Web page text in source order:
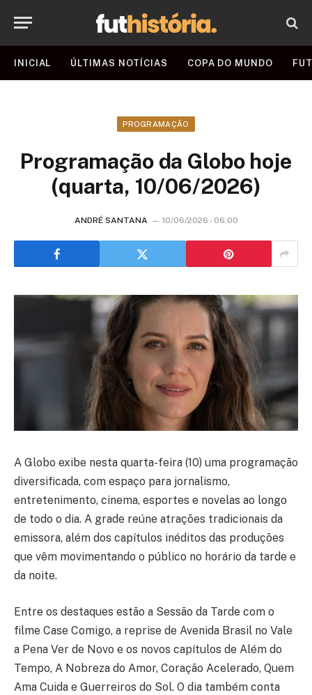
INICIAL ÚLTIMAS NOTÍCIAS COPA DO MUNDO
PROGRAMAÇÃO
Programação da Globo hoje
(quarta, 10/06/2026)
ANDRÉ SANTANA 10/06/2026 - 06:00
A Globo exibe nesta quarta-feira (10) uma programação
diversificada, com espaço para jornalismo,
entretenimento, cinema, esportes e novelas ao longo
de todo o dia. A grade reúne atrações tradicionais da
emissora, além dos capítulos inéditos das produções
que vêm movimentando o público no horário da tarde e
da noite.
Entre os destaques estão a Sessão da Tarde com o
filme Case Comigo, a reprise de Avenida Brasil no Vale
a Pena Ver de Novo e os novos capítulos de Além do
Tempo, A Nobreza do Amor, Coração Acelerado, Quem
Ama Cuida e Guerreiros do Sol. O dia também conta